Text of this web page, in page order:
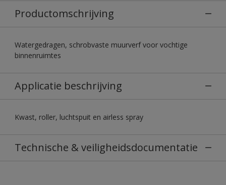
Productomschrijving
Watergedragen, schrobvaste muurverf voor vochtige
binnenruimtes
Applicatie beschrijving
Kwast, roller, luchtspuit en airless spray
Technische & veiligheidsdocumentatie